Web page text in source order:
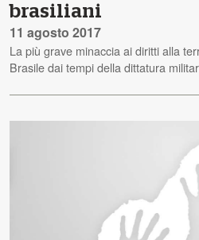
brasiliani
11 agosto 2017
La più grave minaccia ai diritti alla
Brasile dai tempi della dittatura